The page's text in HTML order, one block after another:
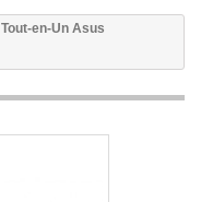
Tout-en-Un Asus